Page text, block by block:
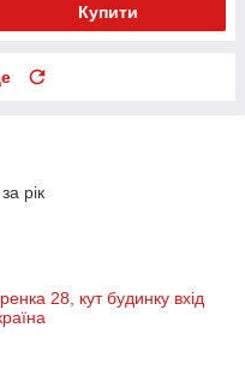
Купити
рік
28, кут будинку вхід